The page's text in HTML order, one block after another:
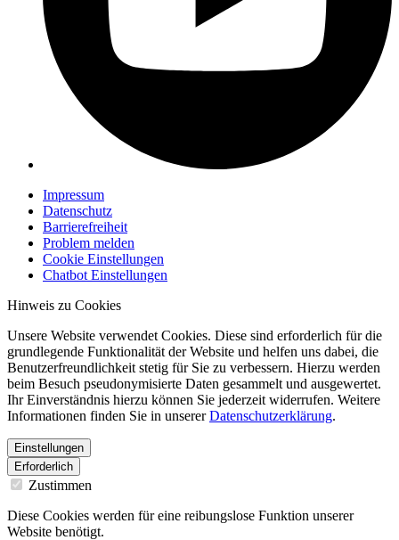
Impressum
Datenschutz
Barrierefreiheit
Problem melden
Cookie Einstellungen
Chatbot Einstellungen
Hinweis zu Cookies
Unsere Website verwendet Cookies. Diese sind erforderlich für die
grundlegende Funktionalität der Website und helfen uns dabei, die
Benutzerfreundlichkeit stetig für Sie zu verbessern. Hierzu werden
beim Besuch pseudonymisierte Daten gesammelt und ausgewertet.
Ihr Einverständnis hierzu können Sie jederzeit widerrufen. Weitere
Informationen finden Sie in unsererDatenschutzerklärung.
Einstellungen
Erforderlich
Zustimmen
Diese Cookies werden für eine reibungslose Funktion unserer
Website benötigt.